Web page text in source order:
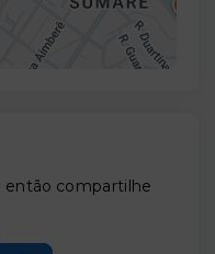
então compartilhe